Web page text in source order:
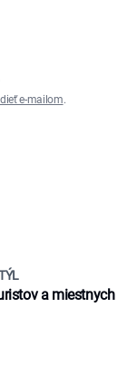
e-mailom.
a miestnych